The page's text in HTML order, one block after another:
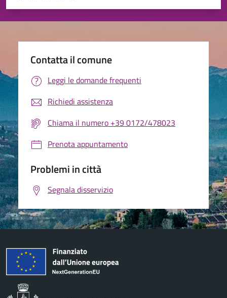
Valuta 5 stelle su 5
Valuta 4 stelle su 5
Valuta 3 stelle su 5
Valuta 2 stelle su 5
Valuta 1 stelle su 5
Contatta il comune
Leggi le domande frequenti
Richiedi assistenza
Chiama il numero +39 0172/478023
Prenota appuntamento
Problemi in città
Segnala disservizio